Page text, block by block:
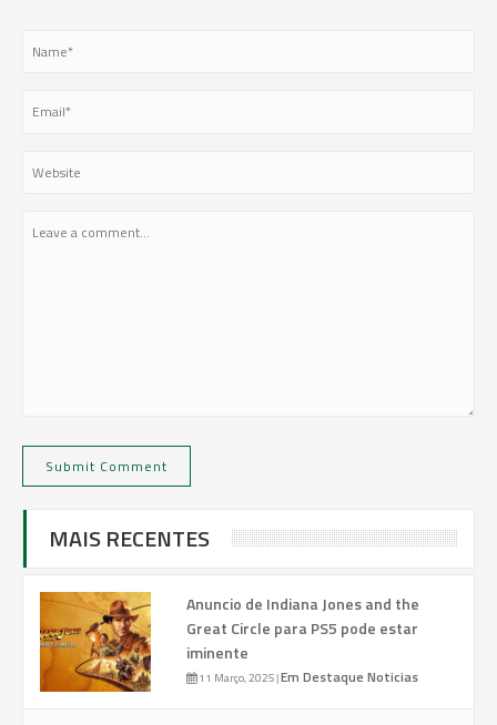
MAIS RECENTES
Anuncio de Indiana Jones and the
Great Circle para PS5 pode estar
iminente
11 Março, 2025|Em Destaque Noticias